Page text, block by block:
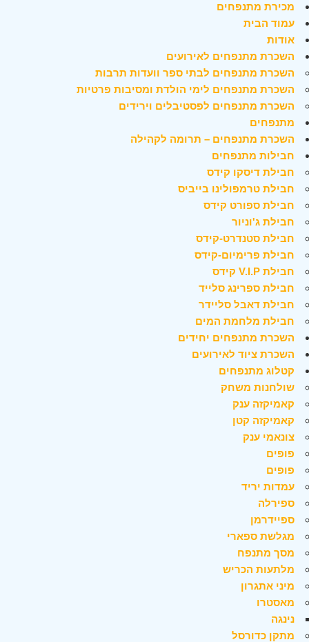
מכירת מתנפחים
עמוד הבית
אודות
השכרת מתנפחים לאירועים
השכרת מתנפחים לבתי ספר וועדות תרבות
השכרת מתנפחים לימי הולדת ומסיבות פרטיות
השכרת מתנפחים לפסטיבלים וירידים
מתנפחים
השכרת מתנפחים – תרומה לקהילה
חבילות מתנפחים
חבילת דיסקו קידס
חבילת טרמפולינו בייביס
חבילת ספורט קידס
חבילת ג'וניור
חבילת סטנדרט-קידס
חבילת פרימיום-קידס
חבילת V.I.P קידס
חבילת ספרינג סלייד
חבילת דאבל סליידר
חבילת מלחמת המים
השכרת מתנפחים יחידים
השכרת ציוד לאירועים
קטלוג מתנפחים
שולחנות משחק
קאמיקזה ענק
קאמיקזה קטן
צונאמי ענק
פופים
פופים
עמדות יריד
ספירלה
ספיידרמן
מגלשת ספארי
מסך מתנפח
מלתעות הכריש
מיני אתגרון
מאסטרו
נינגה
מתקן כדורסל